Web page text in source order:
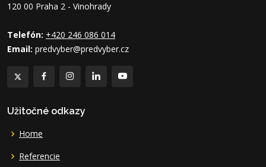
120 00 Praha 2 - Vinohrady
Telefón: +420 246 086 014
Email: predvyber@predvyber.cz
Užitočné odkazy
Home
Referencie